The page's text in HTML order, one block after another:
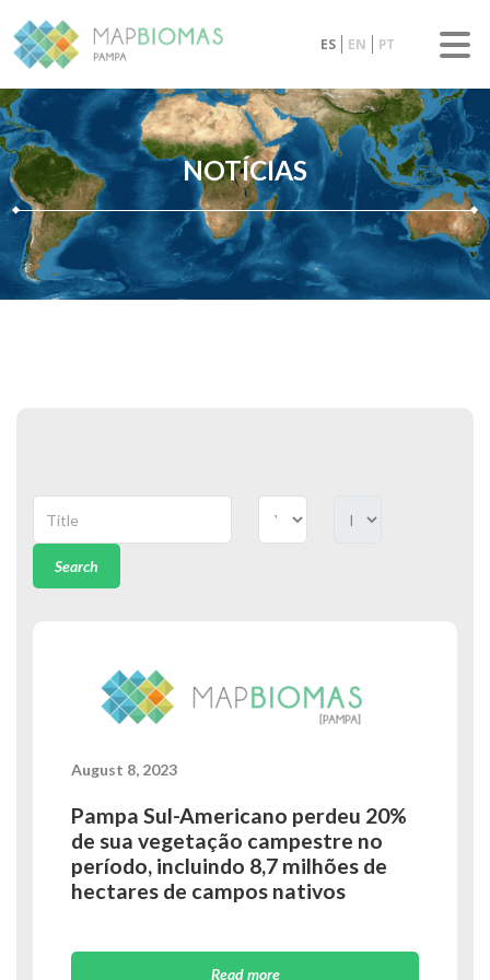
ES EN PT
NOTÍCIAS
Search
August 8, 2023
Pampa Sul-Americano perdeu 20%
de sua vegetação campestre no
período, incluindo 8,7 milhões de
hectares de campos nativos
Read more